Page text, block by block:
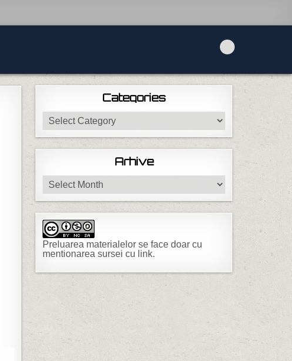
Categories
Categories
Arhive
Arhive
Preluarea materialelor se face doar cu
mentionarea sursei cu link.